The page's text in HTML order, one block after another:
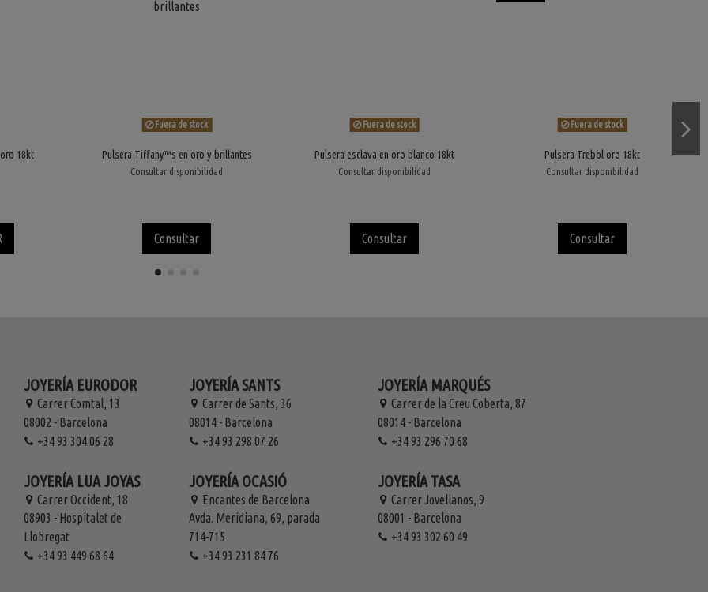
18kt
Fuera de stock
Pulsera Tiffany™s en oro y brillantes
Consultar disponibilidad
Consultar
Fuera de stock
Pulsera esclava en oro blanco 18kt
Consultar disponibilidad
Consultar
Fuera de stock
Pulsera Trebol oro 18kt
Consultar disponibilidad
Consultar
JOYERÍA EURODOR
Carrer Comtal, 13
08002 - Barcelona
+34 93 304 06 28
JOYERÍA SANTS
Carrer de Sants, 36
08014 - Barcelona
+34 93 298 07 26
JOYERÍA LUA JOYAS
Carrer Occident, 18
08903 - Hospitalet de
Llobregat
+34 93 449 68 64
JOYERÍA OCASIÓ
Encantes de Barcelona
Avda. Meridiana, 69, parada
714-715
+34 93 231 84 76
JOYERÍA MARQUÉS
Carrer de la Creu Coberta, 87
08014 - Barcelona
+34 93 296 70 68
JOYERÍA TASA
Carrer Jovellanos, 9
08001 - Barcelona
+34 93 302 60 49